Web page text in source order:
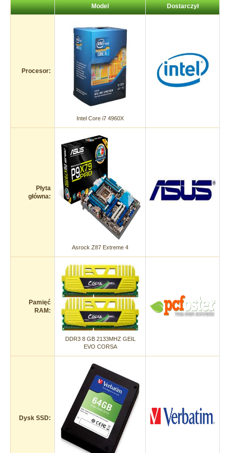
Model Dostarczył
Procesor:
Intel Core i7 4960X
Płyta
główna:
Asrock Z87 Extreme 4
Pamięć
RAM:
DDR3 8 GB 2133MHZ GEIL
EVO CORSA
Dysk SSD: